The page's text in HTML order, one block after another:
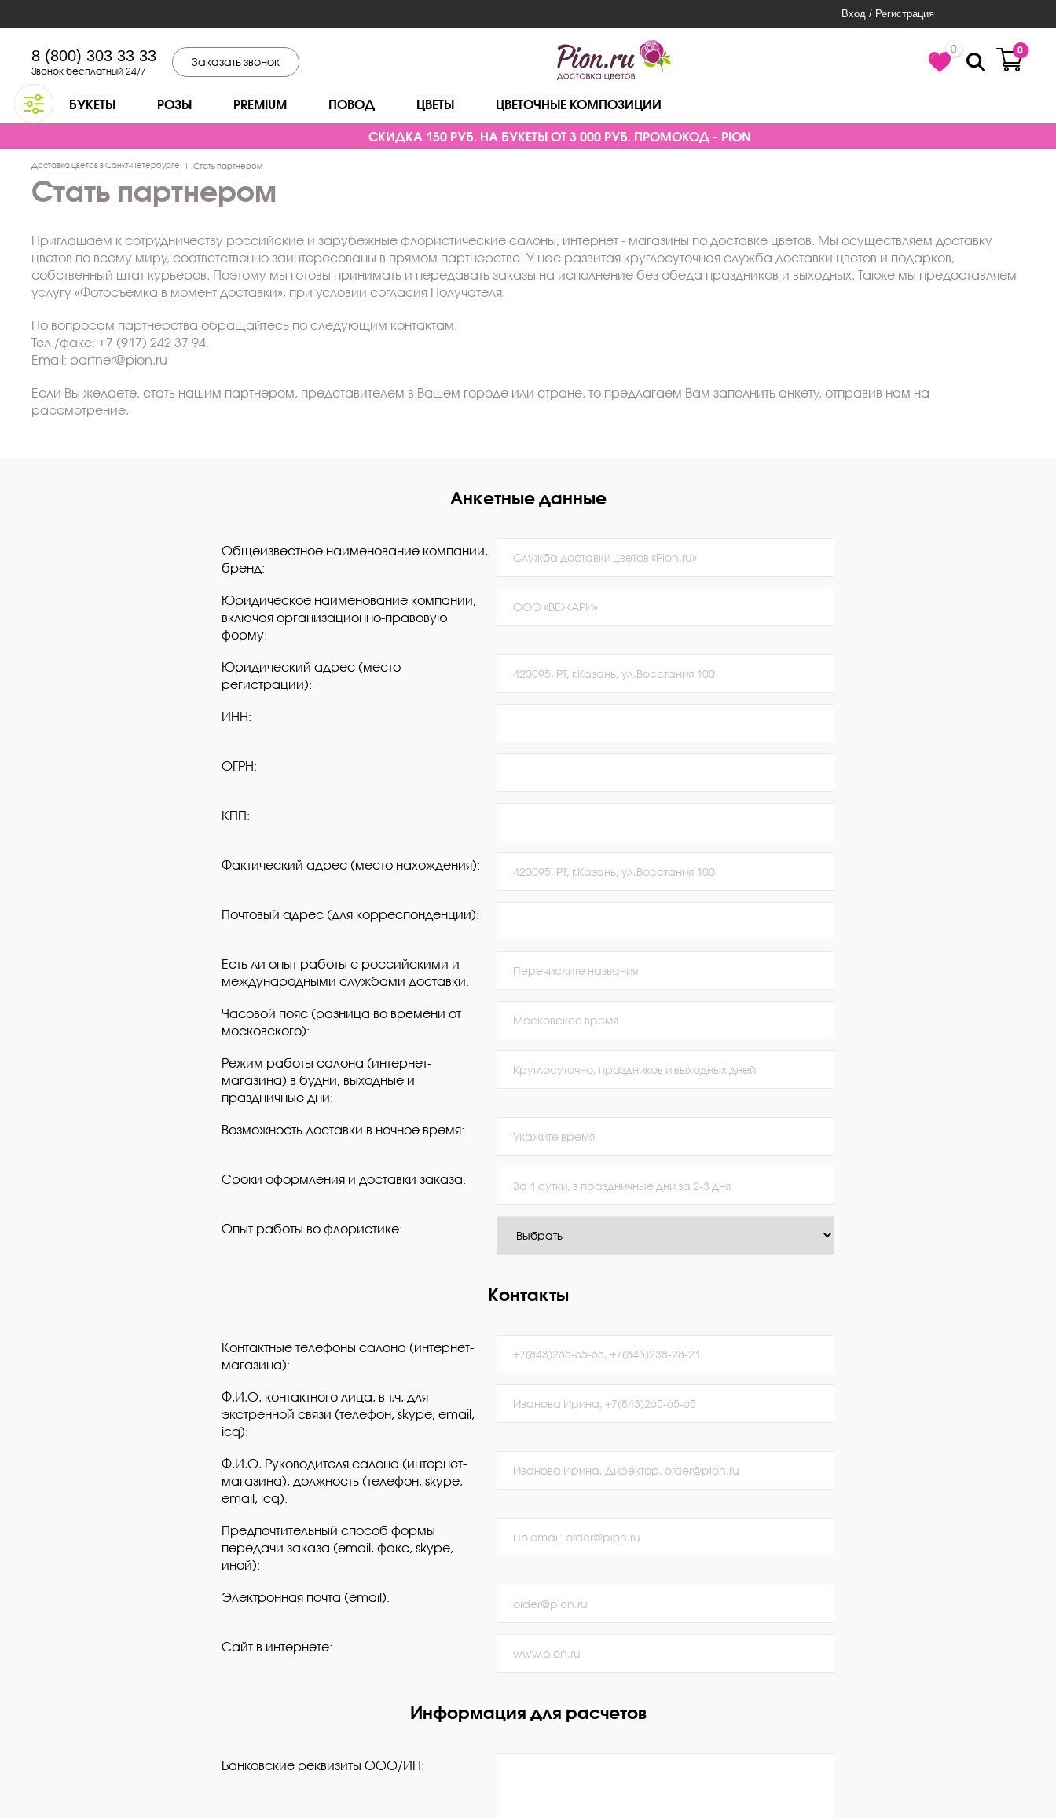
Вход / Регистрация
8 (800) 303 33 33
Звонок бесплатный 24/7
Заказать звонок
0 0
БУКЕТЫ РОЗЫ PREMIUM ПОВОД ЦВЕТЫ ЦВЕТОЧНЫЕ КОМПОЗИЦИИ
СКИДКА 150 РУБ. НА БУКЕТЫ ОТ 3 000 РУБ. ПРОМОКОД - PION
Доставка цветов в Санкт-Петербурге | Стать партнером
Стать партнером
Приглашаем к сотрудничеству российские и зарубежные флористические салоны, интернет - магазины по доставке цветов. Мы осуществляем доставку
цветов по всему миру, соответственно заинтересованы в прямом партнерстве. У нас развитая круглосуточная служба доставки цветов и подарков,
собственный штат курьеров. Поэтому мы готовы принимать и передавать заказы на исполнение без обеда праздников и выходных. Также мы предоставляем
услугу «Фотосъемка в момент доставки», при условии согласия Получателя.
По вопросам партнерства обращайтесь по следующим контактам:
Тел./факс: +7 (917) 242 37 94,
Email: partner@pion.ru
Если Вы желаете, стать нашим партнером, представителем в Вашем городе или стране, то предлагаем Вам заполнить анкету, отправив нам на
рассмотрение.
Анкетные данные
Общеизвестное наименование компании,
бренд:
Юридическое наименование компании,
включая организационно-правовую
форму:
Юридический адрес (место
регистрации):
ИНН:
ОГРН:
КПП:
Фактический адрес (место нахождения):
Почтовый адрес (для корреспонденции):
Есть ли опыт работы с российскими и
международными службами доставки:
Часовой пояс (разница во времени от
московского):
Режим работы салона (интернет-
магазина) в будни, выходные и
праздничные дни:
Возможность доставки в ночное время:
Сроки оформления и доставки заказа:
Опыт работы во флористике:
Контакты
Контактные телефоны салона (интернет-
магазина):
Ф.И.О. контактного лица, в т.ч. для
экстренной связи (телефон, skype, email,
icq):
Ф.И.О. Руководителя салона (интернет-
магазина), должность (телефон, skype,
email, icq):
Предпочтительный способ формы
передачи заказа (email, факс, skype,
иной):
Электронная почта (email):
Сайт в интернете:
Информация для расчетов
Банковские реквизиты ООО/ИП: